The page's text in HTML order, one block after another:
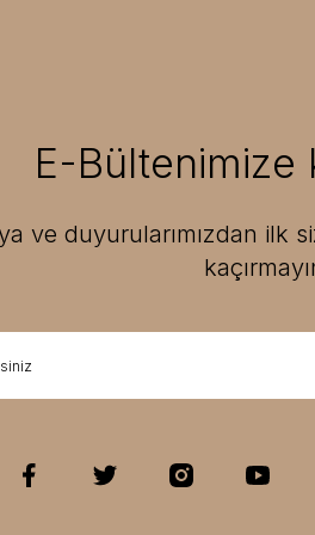
E-Bültenimize
ve duyurularımızdan ilk